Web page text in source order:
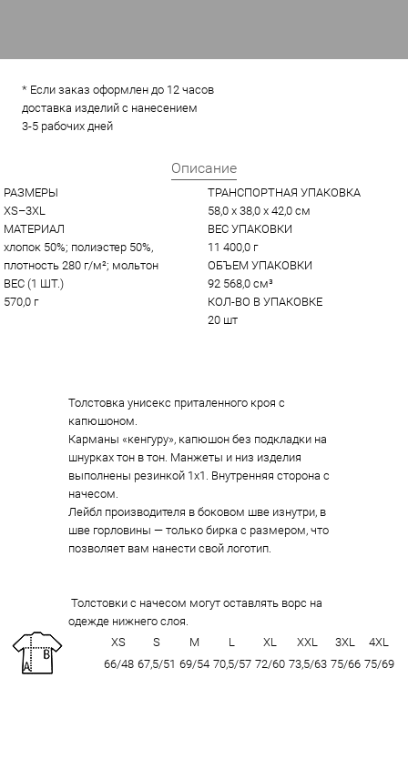
* Если заказ оформлен до 12 часов
доставка изделий с нанесением
3-5 рабочих дней
Описание
РАЗМЕРЫ
XS–3XL
МАТЕРИАЛ
хлопок 50%; полиэстер 50%,
плотность 280 г/м²; мольтон
ВЕС (1 ШТ.)
570,0 г
ТРАНСПОРТНАЯ УПАКОВКА
58,0 x 38,0 x 42,0 см
ВЕС УПАКОВКИ
11 400,0 г
ОБЪЕМ УПАКОВКИ
92 568,0 см³
КОЛ-ВО В УПАКОВКЕ
20 шт
Толстовка унисекс приталенного кроя с
капюшоном.
Карманы «кенгуру», капюшон без подкладки на
шнурках тон в тон. Манжеты и низ изделия
выполнены резинкой 1x1. Внутренняя сторона с
начесом.
Лейбл производителя в боковом шве изнутри, в
шве горловины — только бирка с размером, что
позволяет вам нанести свой логотип.
Толстовки с начесом могут оставлять ворс на
одежде нижнего слоя.
XS
S M L XL XXL 3XL
4XL
66/48 67,5/51 69/54 70,5/57 72/60 73,5/63 75/66 75/69